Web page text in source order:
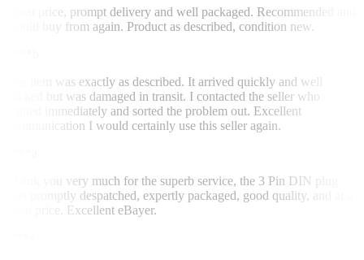
Great price, prompt delivery and well packaged. Recommended and
would buy from again. Product as described, condition new.
The item was exactly as described. It arrived quickly and well
packed but was damaged in transit. I contacted the seller who
replied immediately and sorted the problem out. Excellent
communication I would certainly use this seller again.
Thank you very much for the superb service, the 3 Pin DIN plug
was promptly despatched, expertly packaged, good quality, and at a
great price. Excellent eBayer.